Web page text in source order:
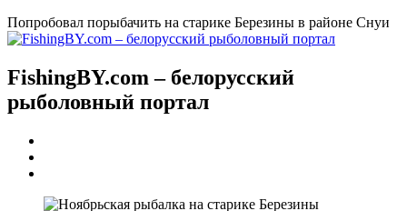
Попробовал порыбачить на старике Березины в районе Снуи
FishingBY.com – белорусский
рыболовный портал